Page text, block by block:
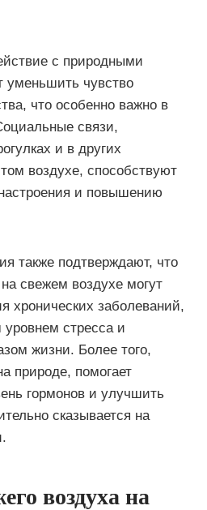
с природными
уменьшить чувство
что особенно важно в
связи,
и в других
воздухе, способствуют
и повышению
также подтверждают, что
свежем воздухе могут
хронических заболеваний,
стресса и
жизни. Более того,
природе, помогает
гормонов и улучшить
сказывается на
воздуха на